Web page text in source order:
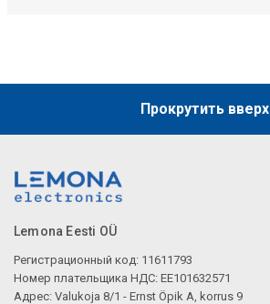
Прокрутить вверх
Lemona Eesti OÜ
Регистрационный код: 11611793
Номер плательщика НДС: EE101632571
Адрес: Valukoja 8/1 - Ernst Öpik A, korrus 9